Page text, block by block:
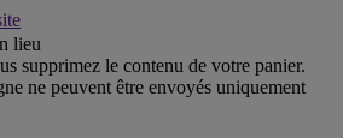
lieu
supprimez le contenu de votre panier.
ne peuvent être envoyés uniquement